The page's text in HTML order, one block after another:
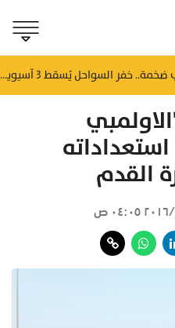
منذ ١٣ ساعة إحباط عملية تهريب ضخمة.. خفر السواحل يُسقط 3 آسيويين بحوزتهم 66 كجم من الكريستال
القدم